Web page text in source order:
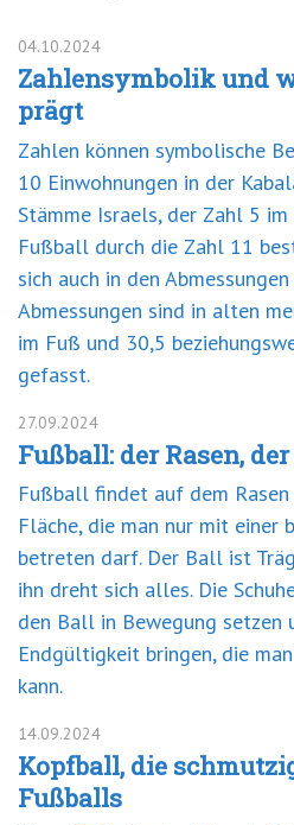
04.10.2024
Zahlensymbolik und
prägt
Zahlen können symbolische
10 Einwohnungen in der
Stämme Israels, der Zahl 5
Fußball durch die Zahl 11
sich auch in den
Abmessungen sind in alten
im Fuß und 30,5
gefasst.
27.09.2024
Fußball: der Rasen,
Fußball findet auf dem
Fläche, die man nur mit einer
betreten darf. Der Ball ist
ihn dreht sich alles. Die
den Ball in Bewegung setzen
Endgültigkeit bringen, die
kann.
14.09.2024
Kopfball, die
Fußballs